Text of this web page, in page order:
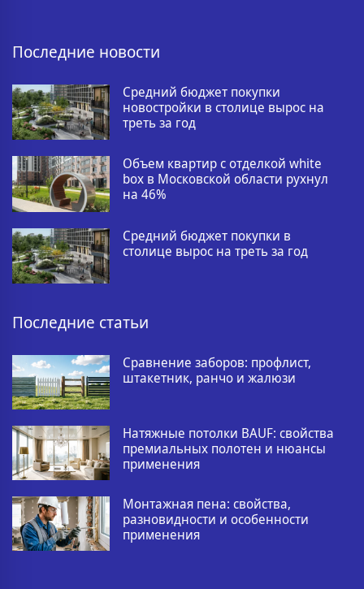
Последние новости
Средний бюджет покупки
новостройки в столице вырос на
треть за год
Объем квартир с отделкой white
box в Московской области рухнул
на 46%
Средний бюджет покупки в
столице вырос на треть за год
Последние статьи
Сравнение заборов: профлист,
штакетник, ранчо и жалюзи
Натяжные потолки BAUF: свойства
премиальных полотен и нюансы
применения
Монтажная пена: свойства,
разновидности и особенности
применения